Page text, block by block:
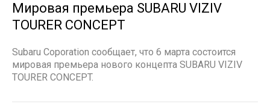
Мировая премьера SUBARU VIZIV
TOURER CONCEPT
Subaru Coporation сообщает, что 6 марта состоится
мировая премьера нового концепта SUBARU VIZIV
TOURER CONCEPT.